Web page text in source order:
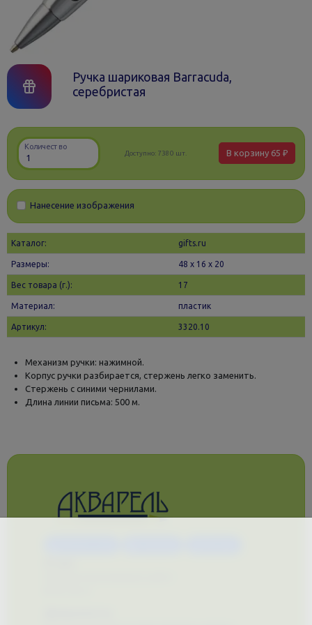
Ручка шариковая Barracuda,
серебристая
Количество
Доступно: 7380 шт. В корзину 65 ₽
Нанесение изображения
Каталог: gifts.ru
Размеры: 48 х 16 x 20
Вес товара (г.): 17
Материал: пластик
Артикул: 3320.10
Механизм ручки: нажимной.
Корпус ручки разбирается, стержень легко заменить.
Стержень с синими чернилами.
Длина линии письма: 500 м.